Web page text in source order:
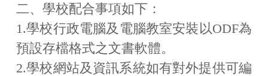
諮詢窗口
二、學校配合事項如下：
1.學校行政電腦及電腦教室安裝以ODF為
預設存檔格式之文書軟體。
2.學校網站及資訊系統如有對外提供可編